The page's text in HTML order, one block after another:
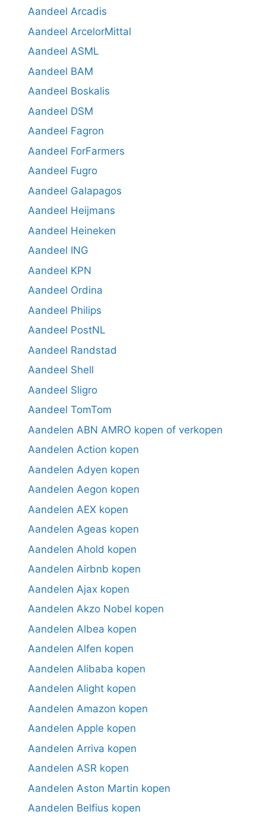
Aandeel Arcadis
Aandeel ArcelorMittal
Aandeel ASML
Aandeel BAM
Aandeel Boskalis
Aandeel DSM
Aandeel Fagron
Aandeel ForFarmers
Aandeel Fugro
Aandeel Galapagos
Aandeel Heijmans
Aandeel Heineken
Aandeel ING
Aandeel KPN
Aandeel Ordina
Aandeel Philips
Aandeel PostNL
Aandeel Randstad
Aandeel Shell
Aandeel Sligro
Aandeel TomTom
Aandelen ABN AMRO kopen of verkopen
Aandelen Action kopen
Aandelen Adyen kopen
Aandelen Aegon kopen
Aandelen AEX kopen
Aandelen Ageas kopen
Aandelen Ahold kopen
Aandelen Airbnb kopen
Aandelen Ajax kopen
Aandelen Akzo Nobel kopen
Aandelen Albea kopen
Aandelen Alfen kopen
Aandelen Alibaba kopen
Aandelen Alight kopen
Aandelen Amazon kopen
Aandelen Apple kopen
Aandelen Arriva kopen
Aandelen ASR kopen
Aandelen Aston Martin kopen
Aandelen Belfius kopen